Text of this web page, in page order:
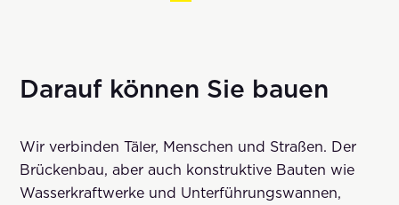
Darauf können Sie bauen
Wir verbinden Täler, Menschen und Straßen. Der
Brückenbau, aber auch konstruktive Bauten wie
Wasserkraftwerke und Unterführungswannen,